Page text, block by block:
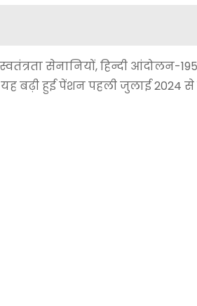
सेनानियों, हिन्दी आंदोलन-
यह बढ़ी हुई पेंशन पहली जुलाई 2024 से